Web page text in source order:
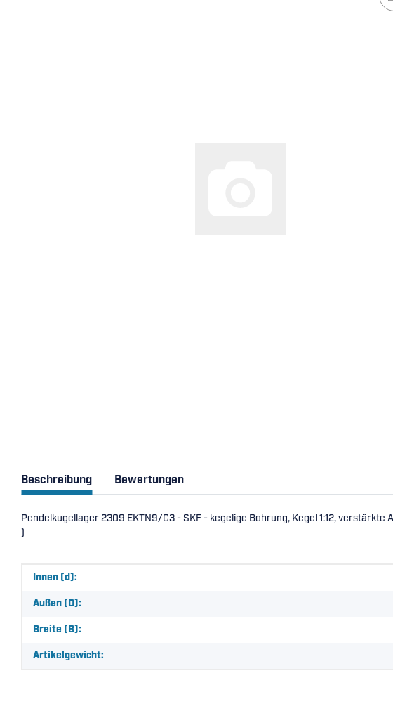
Beschreibung Bewertungen
Pendelkugellager 2309 EKTN9/C3 - SKF - kegelige Bohrung, Kegel 1:12,
)
Produkteigenschaft
Wert
Innen (d):
Außen (D):
Breite (B):
Artikelgewicht: